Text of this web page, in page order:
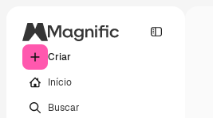
Criar
Início
Buscar